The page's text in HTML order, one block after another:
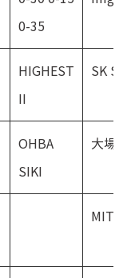
0-35
HIGHEST
II
SK
OHBA
SIKI
大場
MITA